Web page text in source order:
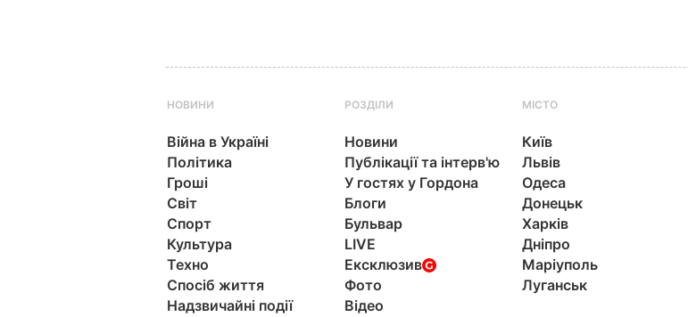
НОВИНИ
Війна в Україні
Політика
Гроші
Світ
Спорт
Культура
Техно
Спосіб життя
Надзвичайні події
РОЗДІЛИ
Новини
Публікації та інтерв'ю
У гостях у Гордона
Блоги
Бульвар
LIVE
Ексклюзив
Фото
Відео
МІСТО
Київ
Львів
Одеса
Донецьк
Харків
Дніпро
Маріуполь
Луганськ